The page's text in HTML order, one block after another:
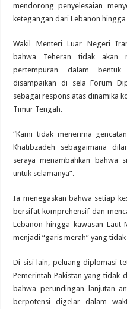
mendorong penyelesaian
ketegangan dari Lebanon hingga
Wakil Menteri Luar Negeri
bahwa Teheran tidak akan
pertempuran dalam
disampaikan di sela Forum
sebagai respons atas dinamika
Timur Tengah.
“Kami tidak menerima
Khatibzadeh sebagaimana
seraya menambahkan bahwa
untuk selamanya”.
Ia menegaskan bahwa setiap
bersifat komprehensif dan
Lebanon hingga kawasan Laut
menjadi “garis merah” yang
Di sisi lain, peluang diplomasi
Pemerintah Pakistan yang tidak
bahwa perundingan lanjutan
berpotensi digelar dalam